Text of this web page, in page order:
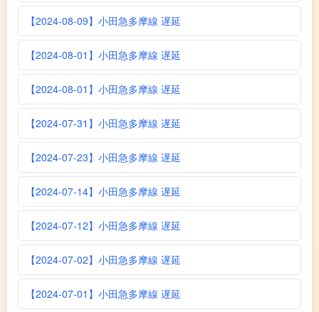
【2024-08-09】小田急多摩線 遅延
【2024-08-01】小田急多摩線 遅延
【2024-08-01】小田急多摩線 遅延
【2024-07-31】小田急多摩線 遅延
【2024-07-23】小田急多摩線 遅延
【2024-07-14】小田急多摩線 遅延
【2024-07-12】小田急多摩線 遅延
【2024-07-02】小田急多摩線 遅延
【2024-07-01】小田急多摩線 遅延